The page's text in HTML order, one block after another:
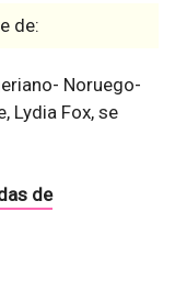
de:
Noruego-
Lydia Fox, se
de